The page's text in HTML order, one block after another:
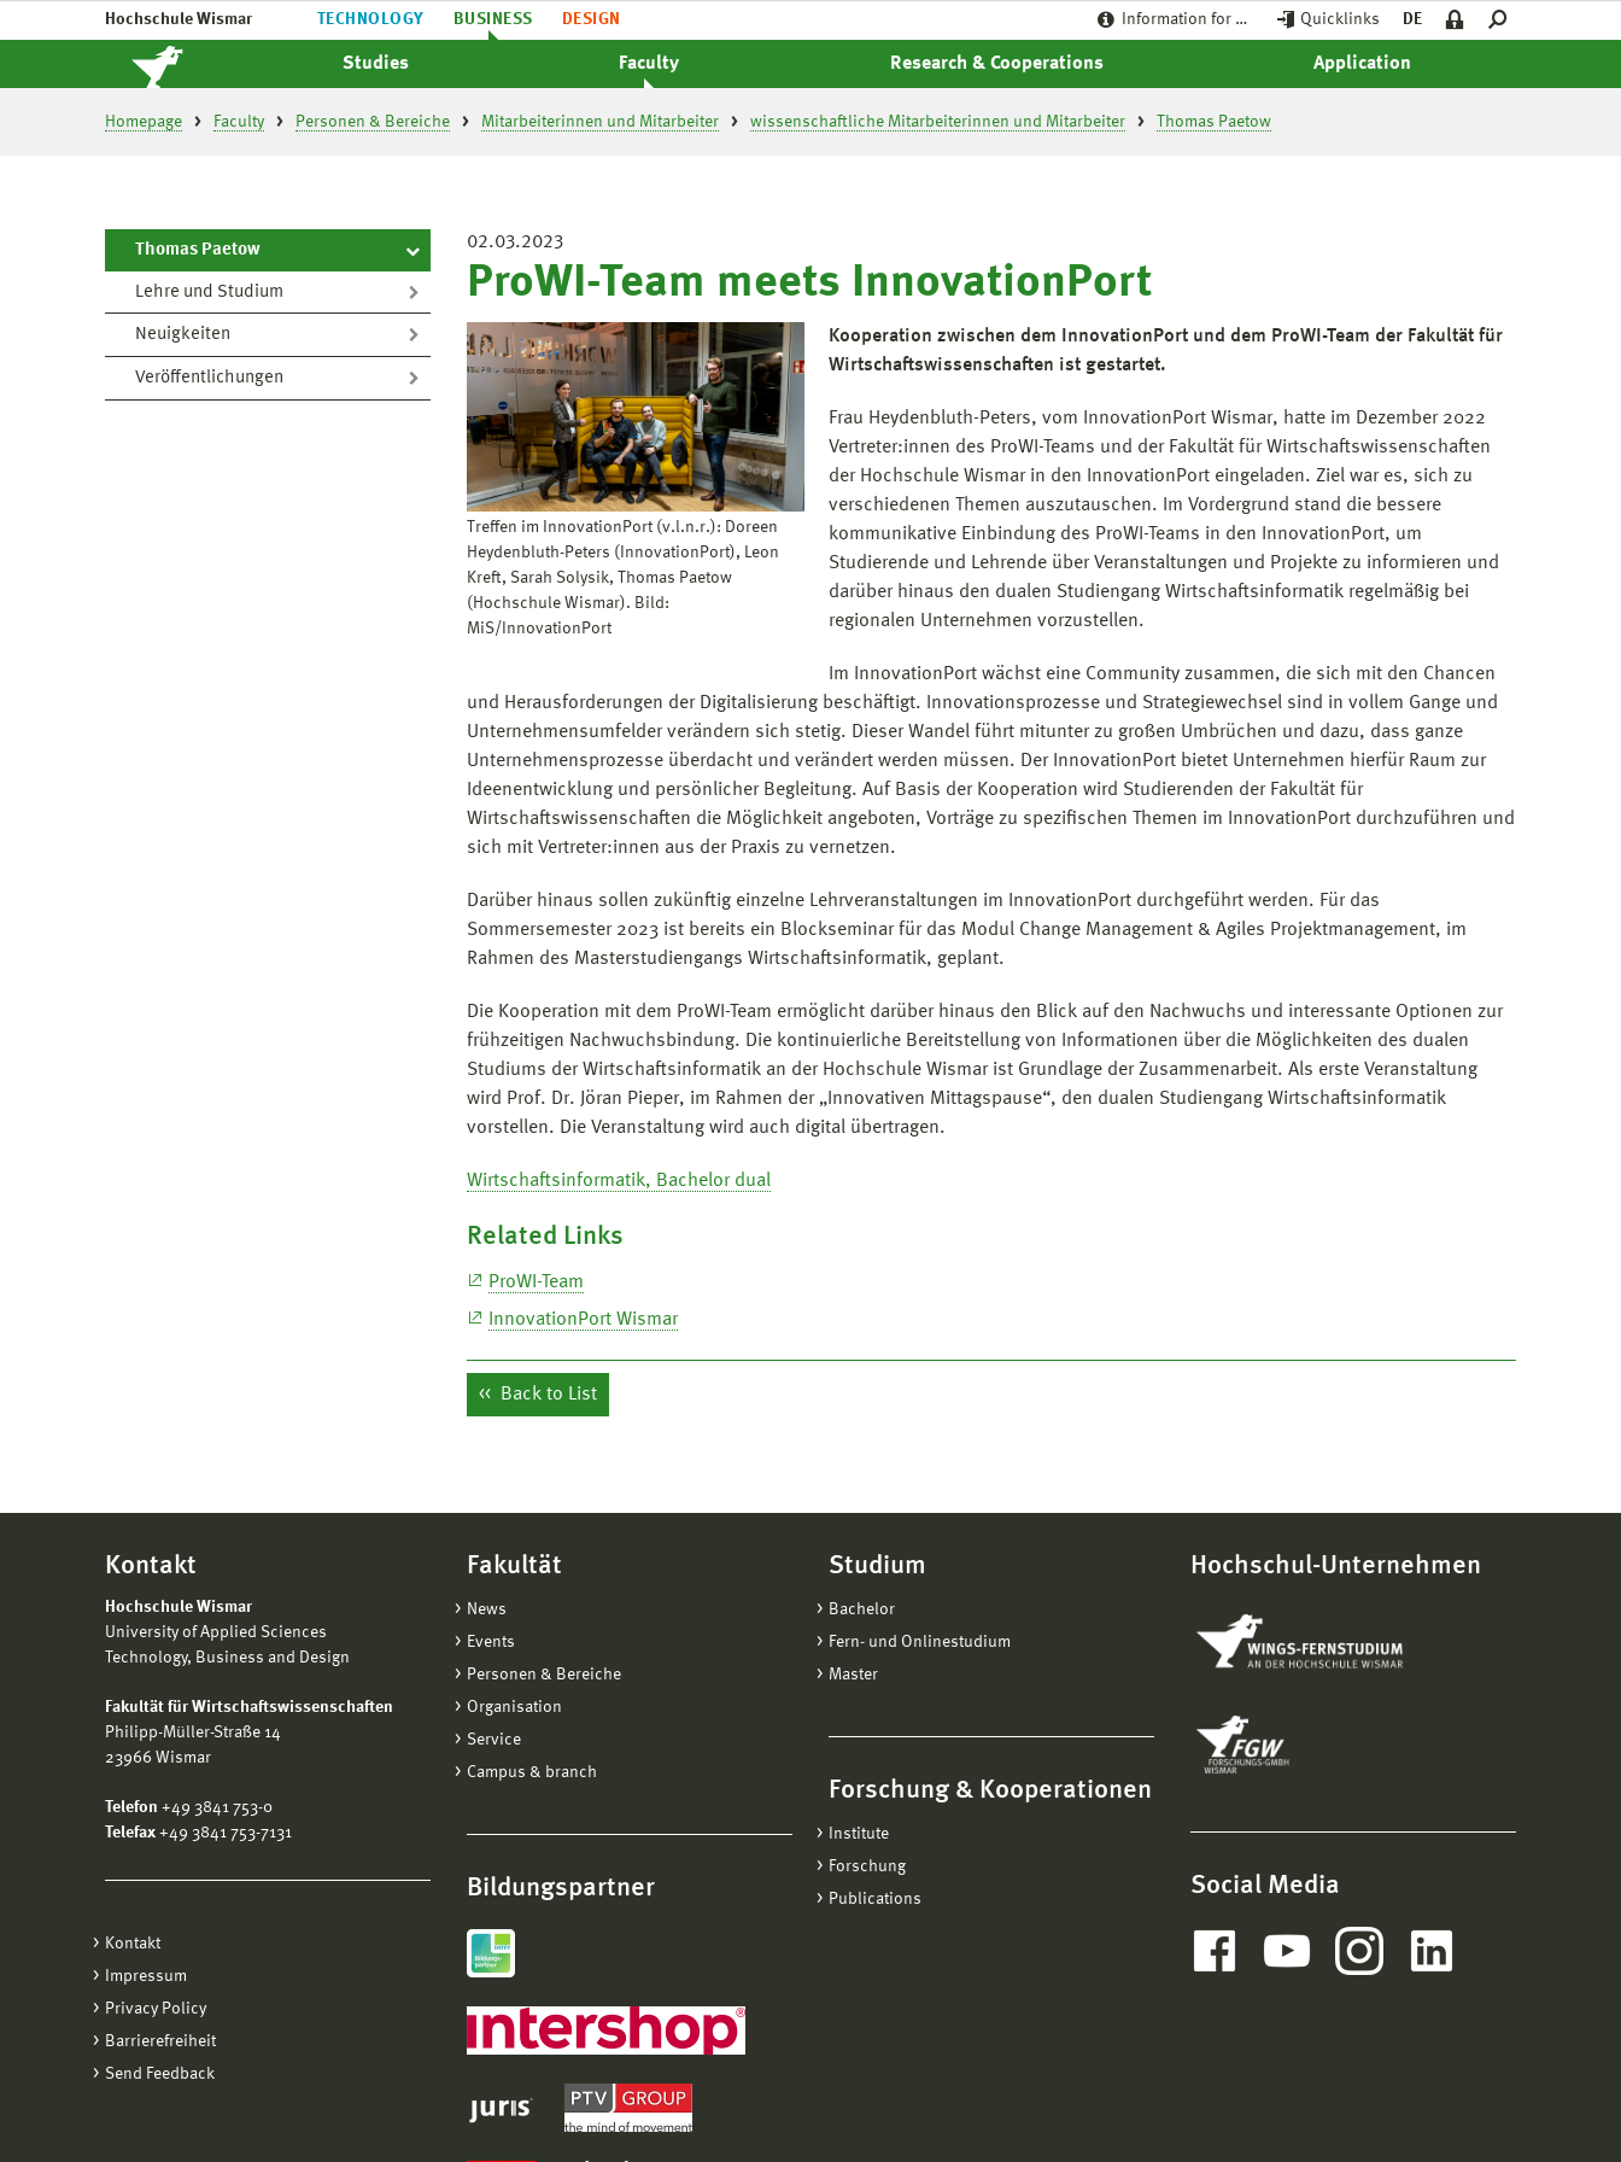
Hochschule Wismar TECHNOLOGY BUSINESS DESIGN Information for … Quicklinks DE
Studies Faculty Research & Cooperations Application
Homepage Faculty Personen & Bereiche Mitarbeiterinnen und Mitarbeiter wissenschaftliche Mitarbeiterinnen und Mitarbeiter Thomas Paetow
Thomas Paetow
Lehre und Studium
Neuigkeiten
Veröffentlichungen
02.03.2023
ProWI-Team meets InnovationPort
Treffen im InnovationPort (v.l.n.r.): Doreen
Heydenbluth-Peters (InnovationPort), Leon
Kreft, Sarah Solysik, Thomas Paetow
(Hochschule Wismar). Bild:
MiS/InnovationPort
Kooperation zwischen dem InnovationPort und dem ProWI-Team der Fakultät für
Wirtschaftswissenschaften ist gestartet.
Frau Heydenbluth-Peters, vom InnovationPort Wismar, hatte im Dezember 2022
Vertreter:innen des ProWI-Teams und der Fakultät für Wirtschaftswissenschaften
der Hochschule Wismar in den InnovationPort eingeladen. Ziel war es, sich zu
verschiedenen Themen auszutauschen. Im Vordergrund stand die bessere
kommunikative Einbindung des ProWI-Teams in den InnovationPort, um
Studierende und Lehrende über Veranstaltungen und Projekte zu informieren und
darüber hinaus den dualen Studiengang Wirtschaftsinformatik regelmäßig bei
regionalen Unternehmen vorzustellen.
Im InnovationPort wächst eine Community zusammen, die sich mit den Chancen
und Herausforderungen der Digitalisierung beschäftigt. Innovationsprozesse und Strategiewechsel sind in vollem Gange und
Unternehmensumfelder verändern sich stetig. Dieser Wandel führt mitunter zu großen Umbrüchen und dazu, dass ganze
Unternehmensprozesse überdacht und verändert werden müssen. Der InnovationPort bietet Unternehmen hierfür Raum zur
Ideenentwicklung und persönlicher Begleitung. Auf Basis der Kooperation wird Studierenden der Fakultät für
Wirtschaftswissenschaften die Möglichkeit angeboten, Vorträge zu spezifischen Themen im InnovationPort durchzuführen und
sich mit Vertreter:innen aus der Praxis zu vernetzen.
Darüber hinaus sollen zukünftig einzelne Lehrveranstaltungen im InnovationPort durchgeführt werden. Für das
Sommersemester 2023 ist bereits ein Blockseminar für das Modul Change Management & Agiles Projektmanagement, im
Rahmen des Masterstudiengangs Wirtschaftsinformatik, geplant.
Die Kooperation mit dem ProWI-Team ermöglicht darüber hinaus den Blick auf den Nachwuchs und interessante Optionen zur
frühzeitigen Nachwuchsbindung. Die kontinuierliche Bereitstellung von Informationen über die Möglichkeiten des dualen
Studiums der Wirtschaftsinformatik an der Hochschule Wismar ist Grundlage der Zusammenarbeit. Als erste Veranstaltung
wird Prof. Dr. Jöran Pieper, im Rahmen der „Innovativen Mittagspause“, den dualen Studiengang Wirtschaftsinformatik
vorstellen. Die Veranstaltung wird auch digital übertragen.
Wirtschaftsinformatik, Bachelor dual
Related Links
ProWI-Team
InnovationPort Wismar
Back to List
Kontakt
Hochschule Wismar
University of Applied Sciences
Technology, Business and Design
Fakultät für Wirtschaftswissenschaften
Philipp-Müller-Straße 14
23966 Wismar
Telefon +49 3841 753-0
Telefax +49 3841 753-7131
Kontakt
Impressum
Privacy Policy
Barrierefreiheit
Send Feedback
Fakultät
News
Events
Personen & Bereiche
Organisation
Service
Campus & branch
Bildungspartner
Studium
Bachelor
Fern- und Onlinestudium
Master
Forschung & Kooperationen
Institute
Forschung
Publications
Hochschul-Unternehmen
Social Media